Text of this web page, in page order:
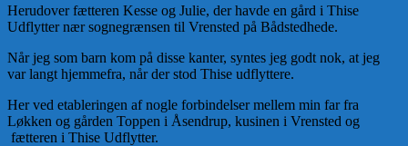
Herudover fætteren Kesse og Julie, der havde en gård i Thise
Udflytter nær sognegrænsen til Vrensted på Bådstedhede.
Når jeg som barn kom på disse kanter, syntes jeg godt nok, at jeg
var langt hjemmefra, når der stod Thise udflyttere.
Her ved etableringen af nogle forbindelser mellem min far fra
Løkken og gården Toppen i Åsendrup, kusinen i Vrensted og
fætteren i Thise Udflytter.